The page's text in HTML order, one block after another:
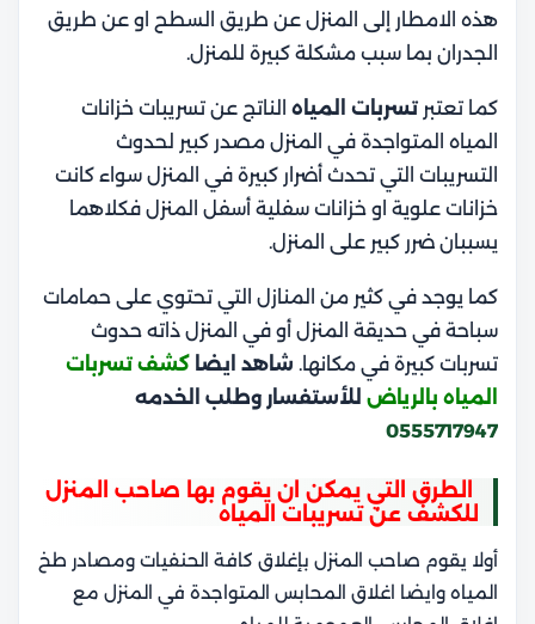
هذه الامطار إلى المنزل عن طريق السطح او عن طريق
الجدران بما سبب مشكلة كبيرة للمنزل.
كما تعتبر تسربات المياه الناتج عن تسريبات خزانات
المياه المتواجدة في المنزل مصدر كبير لحدوث
التسريبات التي تحدث أضرار كبيرة في المنزل سواء كانت
خزانات علوية او خزانات سفلية أسفل المنزل فكلاهما
يسببان ضرر كبير على المنزل.
كما يوجد في كثير من المنازل التي تحتوي على حمامات
سباحة في حديقة المنزل أو في المنزل ذاته حدوث
تسربات كبيرة في مكانها. شاهد ايضا كشف تسربات
المياه بالرياض للأستفسار وطلب الخدمه
0555717947
الطرق التي يمكن ان يقوم بها صاحب المنزل
للكشف عن تسريبات المياه
أولا يقوم صاحب المنزل بإغلاق كافة الحنفيات ومصادر طخ
المياه وايضا اغلاق المحابس المتواجدة في المنزل مع